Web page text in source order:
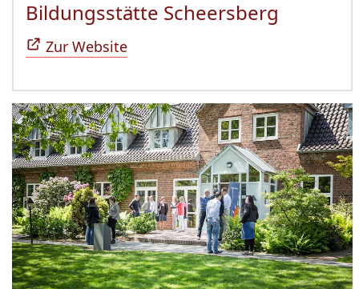
Bildungsstätte Scheersberg
Zur Website